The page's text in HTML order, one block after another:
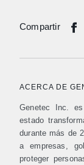
Compartir
ACERCA DE
Genetec Inc.
estado
durante más de
a empresas,
proteger